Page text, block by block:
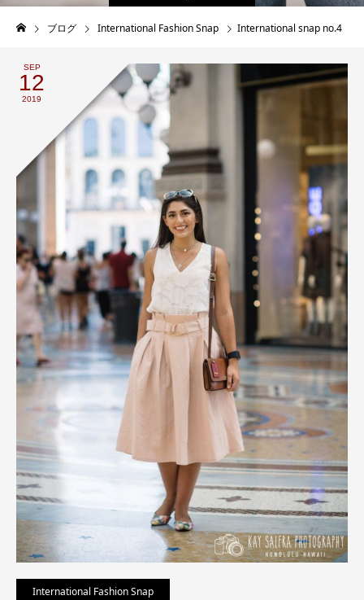
ブログ International Fashion Snap International snap no.4
SEP
12
2019
International Fashion Snap